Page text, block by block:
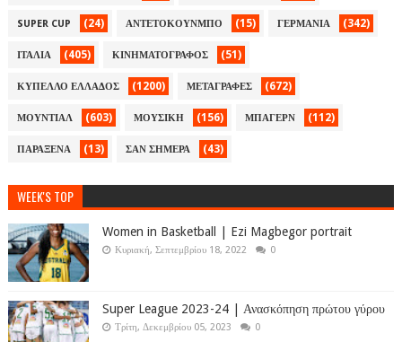
SUPER CUP (24) ΑΝΤΕΤΟΚΟΥΝΜΠΟ (15) ΓΕΡΜΑΝΙΑ (342)
ΙΤΑΛΙΑ (405) ΚΙΝΗΜΑΤΟΓΡΑΦΟΣ (51)
ΚΥΠΕΛΛΟ ΕΛΛΑΔΟΣ (1200) ΜΕΤΑΓΡΑΦΕΣ (672)
ΜΟΥΝΤΙΑΛ (603) ΜΟΥΣΙΚΗ (156) ΜΠΑΓΕΡΝ (112)
ΠΑΡΑΞΕΝΑ (13) ΣΑΝ ΣΗΜΕΡΑ (43)
WEEK'S TOP
Women in Basketball | Ezi Magbegor portrait
Κυριακή, Σεπτεμβρίου 18, 2022 0
Super League 2023-24 | Ανασκόπηση πρώτου γύρου
Τρίτη, Δεκεμβρίου 05, 2023 0